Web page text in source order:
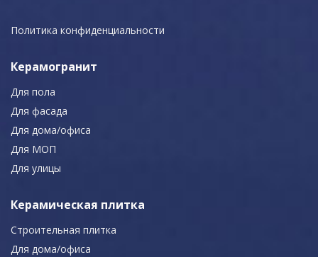
Политика конфиденциальности
Керамогранит
Для пола
Для фасада
Для дома/офиса
Для МОП
Для улицы
Керамическая плитка
Строительная плитка
Для дома/офиса